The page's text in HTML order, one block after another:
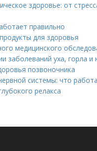
здоровье: от
правильно
для здоровья
медицинского
заболеваний уха, горла и
позвоночника
системы: что
релакса